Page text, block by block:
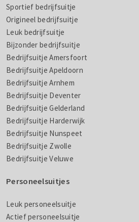
Sportief bedrijfsuitje
Origineel bedrijfsuitje
Leuk bedrijfsuitje
Bijzonder bedrijfsuitje
Bedrijfsuitje Amersfoort
Bedrijfsuitje Apeldoorn
Bedrijfsuitje Arnhem
Bedrijfsuitje Deventer
Bedrijfsuitje Gelderland
Bedrijfsuitje Harderwijk
Bedrijfsuitje Nunspeet
Bedrijfsuitje Zwolle
Bedrijfsuitje Veluwe
Personeelsuitjes
Leuk personeelsuitje
Actief personeelsuitje